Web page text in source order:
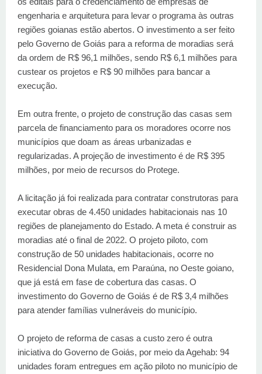
engenharia e arquitetura para levar o programa às outras
regiões goianas estão abertos. O investimento a ser feito
pelo Governo de Goiás para a reforma de moradias será
da ordem de R$ 96,1 milhões, sendo R$ 6,1 milhões para
custear os projetos e R$ 90 milhões para bancar a
execução.
Em outra frente, o projeto de construção das casas sem
parcela de financiamento para os moradores ocorre nos
municípios que doam as áreas urbanizadas e
regularizadas. A projeção de investimento é de R$ 395
milhões, por meio de recursos do Protege.
A licitação já foi realizada para contratar construtoras para
executar obras de 4.450 unidades habitacionais nas 10
regiões de planejamento do Estado. A meta é construir as
moradias até o final de 2022. O projeto piloto, com
construção de 50 unidades habitacionais, ocorre no
Residencial Dona Mulata, em Paraúna, no Oeste goiano,
que já está em fase de cobertura das casas. O
investimento do Governo de Goiás é de R$ 3,4 milhões
para atender famílias vulneráveis do município.
O projeto de reforma de casas a custo zero é outra
iniciativa do Governo de Goiás, por meio da Agehab: 94
unidades foram entregues em ação piloto no município de